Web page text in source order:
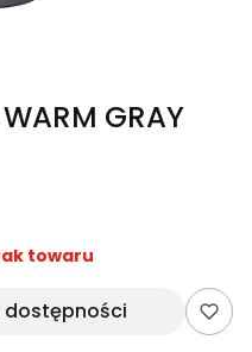
GRAY
towaru
dostępności